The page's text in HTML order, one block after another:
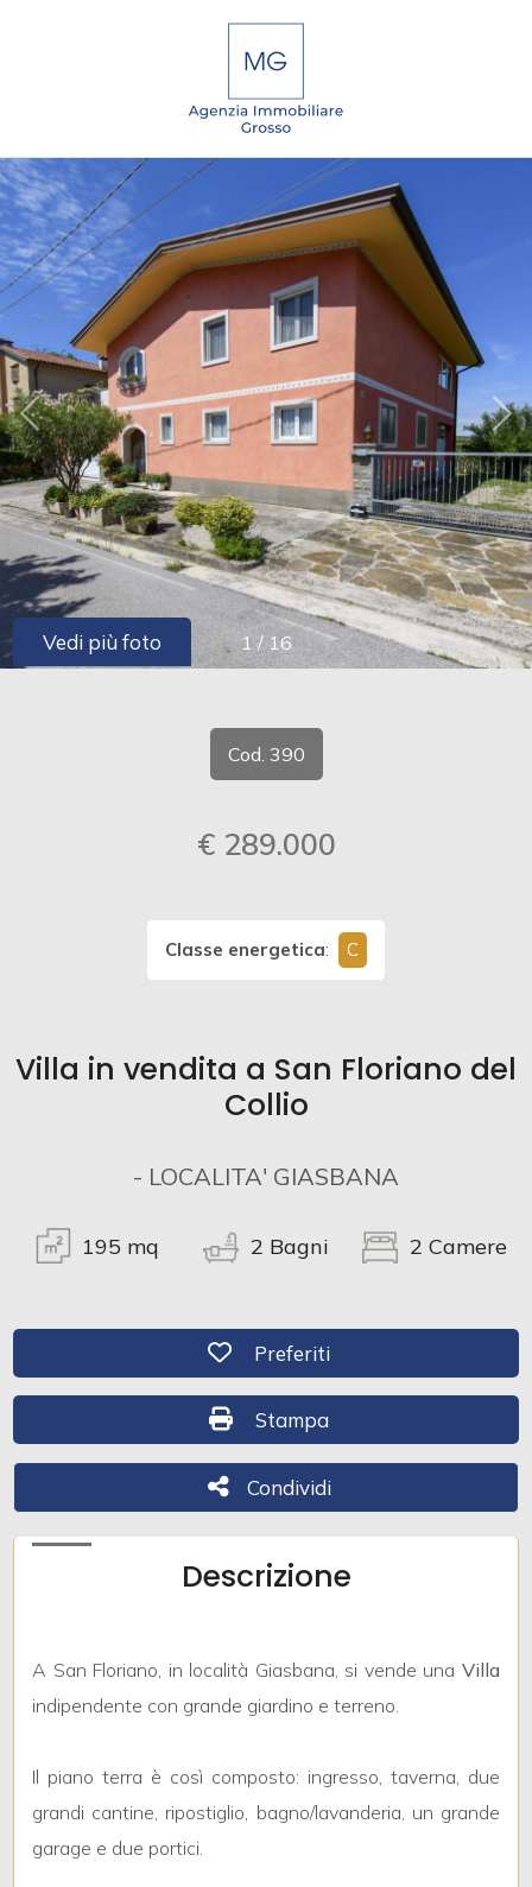
1 / 16
Vedi più foto
Cod. 390
€ 289.000
Classe energetica: C
Villa in vendita a San Floriano del
Collio
- LOCALITA' GIASBANA
195 mq 2 Bagni 2 Camere
Preferiti: Cod. 390
Preferiti
Stampa: Cod. 390
Stampa
Condividi
Condividi
Descrizione
A San Floriano, in località Giasbana, si vende una Villa
indipendente con grande giardino e terreno.
Il piano terra è così composto: ingresso, taverna, due
grandi cantine, ripostiglio, bagno/lavanderia, un grande
garage e due portici.
SL
HOME
CHI
SIAMO
IMMOBILI
SERVIZI
CONTATTI
Contratto
Qualsiasi
Vendita
Affitto
Scegli
dove
cercare
Provincia
Comune
Residenziali
Terreni
Locali
minimi